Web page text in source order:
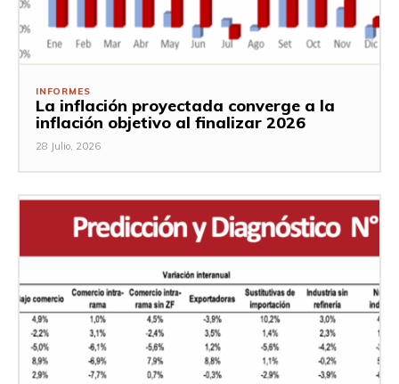
INFORMES
La inflación proyectada converge a la
inflación objetivo al finalizar 2026
28 Julio, 2026